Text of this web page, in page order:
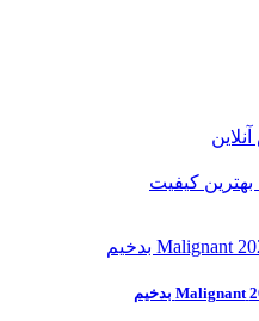
بهترین کیفیت